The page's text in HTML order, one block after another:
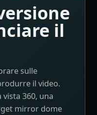
il
sulle
il video.
360, una
mirror dome